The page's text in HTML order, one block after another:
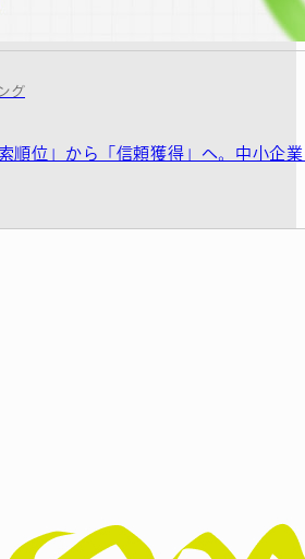
グ
順位」から「信頼獲得」へ。中小企